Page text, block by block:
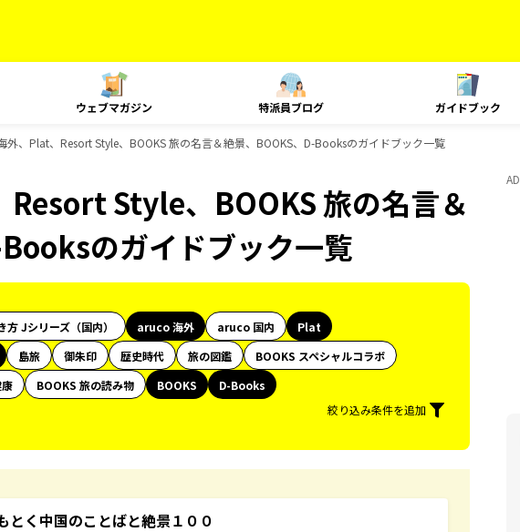
ウェブマガジン 特派員ブログ ガイドブック
外、Plat、Resort Style、BOOKS 旅の名言＆絶景、BOOKS、D-Booksのガイドブック一覧
Style、BOOKS 旅の名言＆
のガイドブック一覧
方 Jシリーズ（国内） aruco 海外 aruco 国内
Plat
島旅 御朱印 歴史時代 旅の図鑑
BOOKS スペシャルコラボ
BOOKS 旅の読み物 BOOKS
D-Books
絞り込み条件を追加
とく中国のことばと絶景１００
AD